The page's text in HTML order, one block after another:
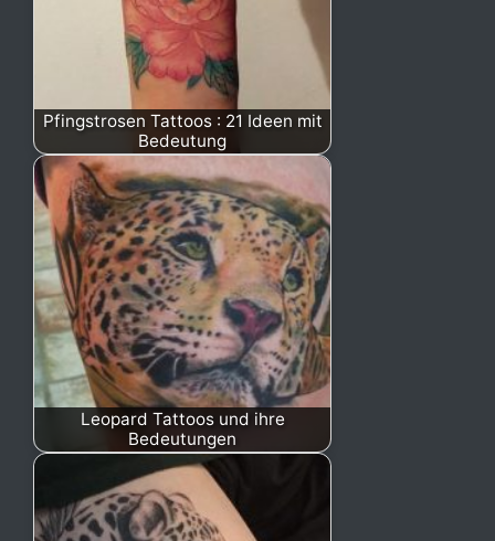
Pfingstrosen Tattoos : 21 Ideen mit
Bedeutung
Leopard Tattoos und ihre
Bedeutungen